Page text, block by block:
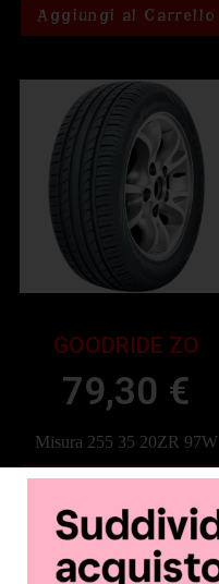
Aggiungi al Carrello
GOODRIDE ZO
79,30 €
Misura 255 35 20ZR 97W